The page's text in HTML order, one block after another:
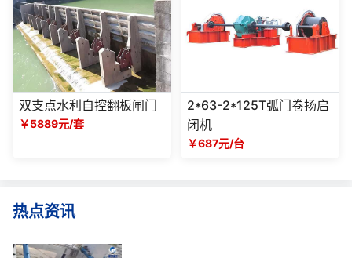
双支点水利自控翻板闸门
￥5889元/套
2*63-2*125T弧门卷扬启
闭机
￥687元/台
热点资讯